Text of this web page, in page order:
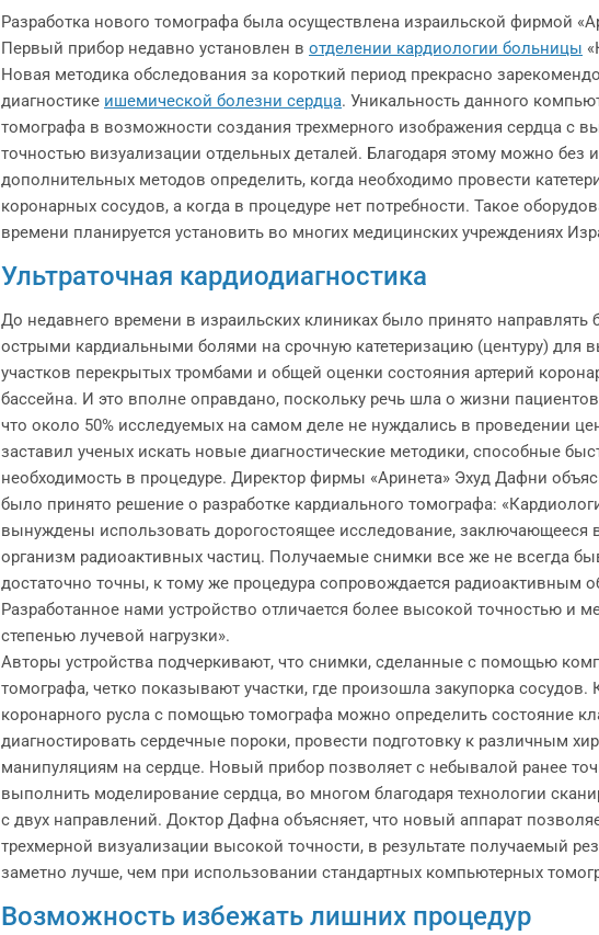
Разработка нового томографа была осуществлена израильской фирмой
Первый прибор недавно установлен в отделении кардиологии больницы
Новая методика обследования за короткий период прекрасно
диагностике ишемической болезни сердца. Уникальность данного
томографа в возможности создания трехмерного изображения сердца с
точностью визуализации отдельных деталей. Благодаря этому можно без
дополнительных методов определить, когда необходимо провести
коронарных сосудов, а когда в процедуре нет потребности. Такое
времени планируется установить во многих медицинских учреждениях
Ультраточная кардиодиагностика
До недавнего времени в израильских клиниках было принято направлять
острыми кардиальными болями на срочную катетеризацию (центуру) для
участков перекрытых тромбами и общей оценки состояния артерий
бассейна. И это вполне оправдано, поскольку речь шла о жизни
что около 50% исследуемых на самом деле не нуждались в проведении
заставил ученых искать новые диагностические методики, способные
необходимость в процедуре. Директор фирмы «Аринета» Эхуд Дафни
было принято решение о разработке кардиального томографа:
вынуждены использовать дорогостоящее исследование, заключающееся
организм радиоактивных частиц. Получаемые снимки все же не всегда
достаточно точны, к тому же процедура сопровождается радиоактивным
Разработанное нами устройство отличается более высокой точностью и
степенью лучевой нагрузки».
Авторы устройства подчеркивают, что снимки, сделанные с помощью
томографа, четко показывают участки, где произошла закупорка сосудов.
коронарного русла с помощью томографа можно определить состояние
диагностировать сердечные пороки, провести подготовку к различным
манипуляциям на сердце. Новый прибор позволяет с небывалой ранее
выполнить моделирование сердца, во многом благодаря технологии
с двух направлений. Доктор Дафна объясняет, что новый аппарат
трехмерной визуализации высокой точности, в результате получаемый
заметно лучше, чем при использовании стандартных компьютерных
Возможность избежать лишних процедур